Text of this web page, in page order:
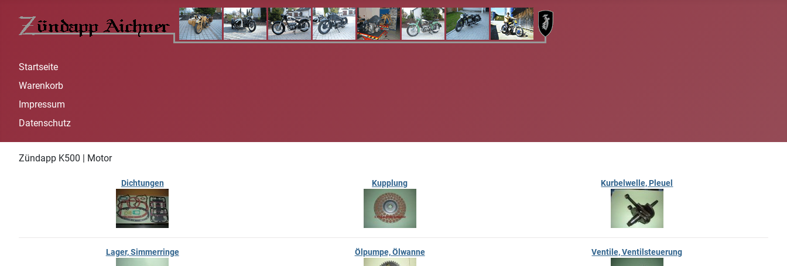
Startseite
Warenkorb
Impressum
Datenschutz
Zündapp K500 | Motor
Dichtungen Kupplung Kurbelwelle, Pleuel
Lager, Simmerringe Ölpumpe, Ölwanne Ventile, Ventilsteuerung